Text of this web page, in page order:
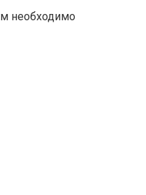
необходимо